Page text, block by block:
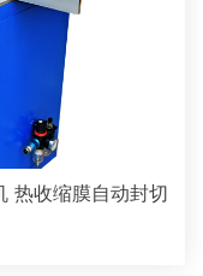
热收缩膜自动封切